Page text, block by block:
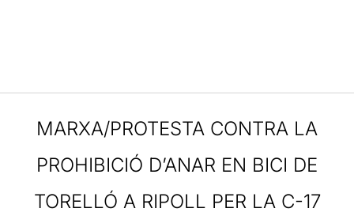
MARXA/PROTESTA CONTRA LA
PROHIBICIÓ D’ANAR EN BICI DE
TORELLÓ A RIPOLL PER LA C-17